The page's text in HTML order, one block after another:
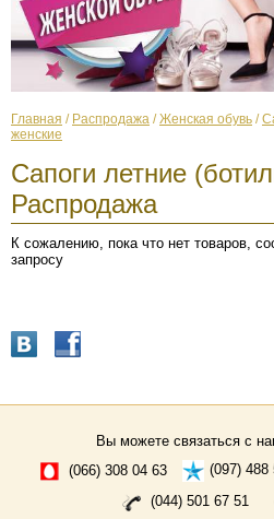
Главная / Распродажа /Женская обувь /
женские
Сапоги летние
Распродажа
К сожалению, пока что нет товаров,
запросу
Вы можете связаться с
(066) 308 04 63
(097) 488
(044) 501 67 51